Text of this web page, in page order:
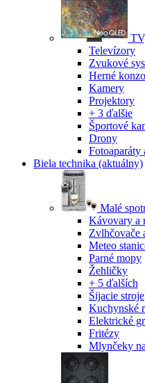
Televízory
Zvukové
Herné
Kamery
Projektory
+ 3 ďalšie
Športové
Drony
Biela technika (aktuálny)
Malé
Kávovary a
Zvlhčovače
Meteo
Parné mopy
Žehličky
+ 5 ďalších
Šijacie stroje
Kuchynské
Elektrické
Fritézy
Mlynčeky